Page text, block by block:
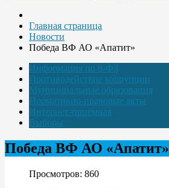
Главная страница
Новости
Победа ВФ АО «Апатит»
Информация по 8-ФЗ
Противодействие коррупции
Муниципальные образования
Нормативно-правовые акты
Интернет-приёмная
Выборы
Победа ВФ АО «Апатит»
Просмотров: 860